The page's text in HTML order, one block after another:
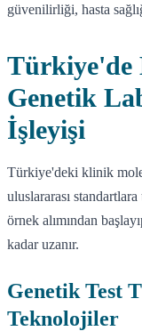
güvenilirliği, hasta
Türkiye'de
Genetik
İşleyişi
Türkiye'deki klinik
uluslararası
örnek alımından
kadar uzanır.
Genetik Test
Teknolojiler